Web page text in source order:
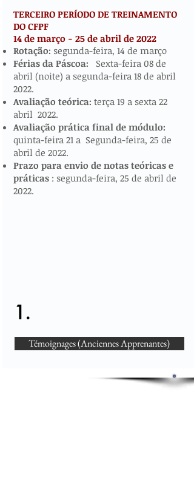
TERCEIRO PERÍODO DE TREINAMENTO
DO CFPF
14 de março - 25 de abril de 2022​​​
Rotação: segunda-feira, 14 de março
Férias da Páscoa: Sexta-feira 08 de
abril (noite) a segunda-feira 18 de abril
2022.
Avaliação teórica: terça 19 a sexta 22
abril 2022.
Avaliação prática final de módulo:
quinta-feira 21 a Segunda-feira, 25 de
abril de 2022.
Prazo para envio de notas teóricas e
práticas: segunda-feira, 25 de abril de
2022.
1.
Témoignages (Anciennes Apprenantes)